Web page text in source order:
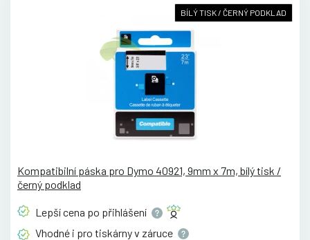
BÍLÝ TISK / ČERNÝ PODKLAD
Kompatibilní páska pro Dymo 40921, 9mm x 7m, bílý tisk /
černý podklad
Lepší cena po přihlášení
Vhodné i pro tiskárny v záruce